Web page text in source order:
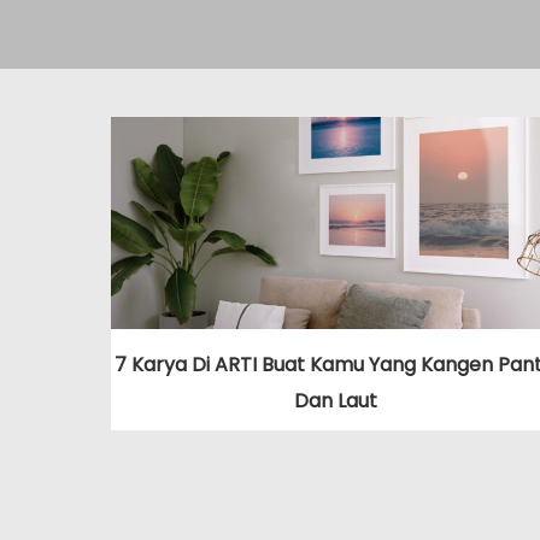
7 Karya Di ARTI Buat Kamu Yang Kangen
Dan Laut